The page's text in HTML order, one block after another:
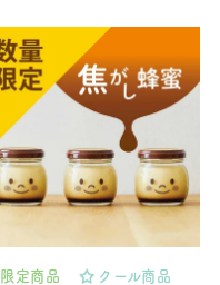
限定商品 クール商品